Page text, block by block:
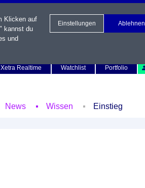
Xetra Realtime
Watchlist Portfolio
News Wissen Einstieg
Klicken auf
kannst du
und
Einstellungen Ablehnen